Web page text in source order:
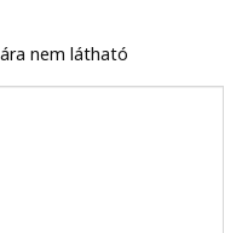
nem látható